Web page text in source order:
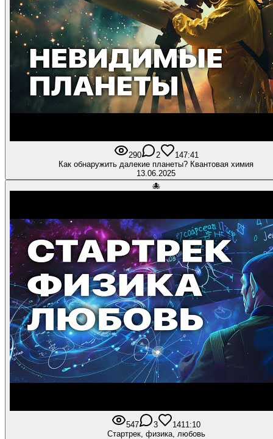
290 2 147:41
Как обнаружить далекие планеты? Квантовая химия
13.06.2025
🐙
547 3 1411:10
Стартрек, физика, любовь